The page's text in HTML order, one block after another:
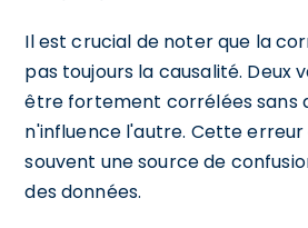
Il est crucial de noter que la
pas toujours la causalité. Deux
être fortement corrélées sans
n'influence l'autre. Cette
souvent une source de
des données.